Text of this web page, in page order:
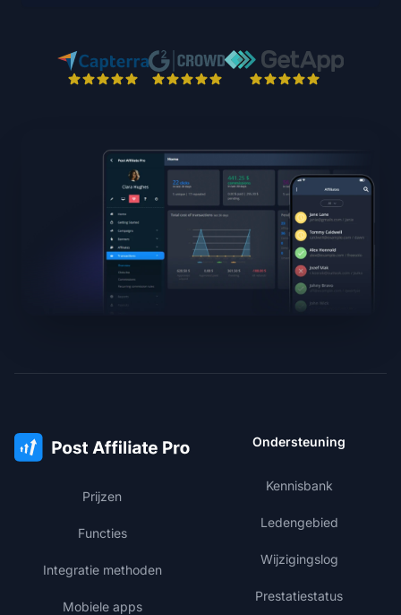
Prijzen
Functies
Integratie methoden
Mobiele apps
Ondersteuning
Kennisbank
Ledengebied
Wijzigingslog
Prestatiestatus